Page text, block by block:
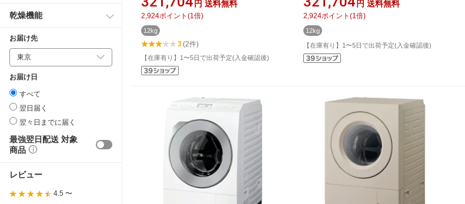
乾燥機能
お届け先
お届け日
すべて
翌日届く
翌々日までに届く
最強翌日配送 対象
商品
レビュー
4.5 〜
濯12.0kg /乾燥6.0kg /右開き /ヒートポ
ンプ乾燥]
円 送料無料
2,924ポイント (1 倍)
12kg
3(2件)
【在庫有り】1〜5日で出荷予定(入金確認後)
濯12.0kg /乾燥6.0kg /左開き /ヒートポ
ンプ乾燥]
円 送料無料
2,924ポイント (1 倍)
12kg
【在庫有り】1〜5日で出荷予定(入金確認後)